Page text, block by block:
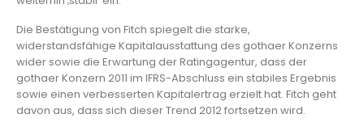
Die Bestätigung von Fitch spiegelt die starke,
widerstandsfähige Kapitalausstattung des gothaer Konzerns
wider sowie die Erwartung der Ratingagentur, dass der
gothaer Konzern 2011 im IFRS-Abschluss ein stabiles Ergebnis
sowie einen verbesserten Kapitalertrag erzielt hat. Fitch geht
davon aus, dass sich dieser Trend 2012 fortsetzen wird.